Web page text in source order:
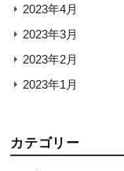
2023年4月
2023年3月
2023年2月
2023年1月
カテゴリー